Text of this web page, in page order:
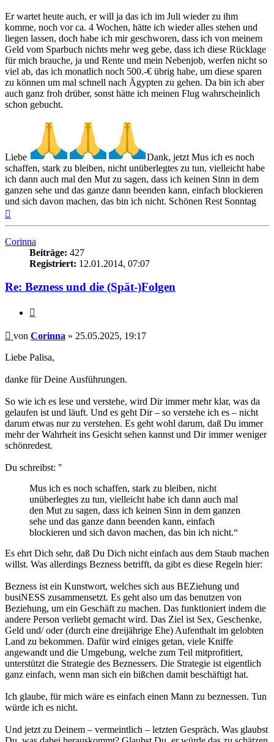
Er wartet heute auch, er will ja das ich im Juli wieder zu ihm
komme, noch vor ca. 4 Wochen, hätte ich wieder alles stehen und
liegen lassen, doch habe ich mir geschworen, dass ich von meinem
Geld vom Sparbuch nichts mehr weg gebe, dass ich diese Rücklage
für mich brauche, ja und Rente und mein Nebenjob, werfen nicht so
viel ab, das ich monatlich noch 500.-€ übrig habe, um diese sparen
zu können um mal schnell nach Ägypten zu gehen. Da bin ich aber
auch ganz froh drüber, sonst hätte ich meinen Flug wahrscheinlich
schon gebucht.
Liebe
Dank, jetzt Mus ich es noch
schaffen, stark zu bleiben, nicht unüberlegtes zu tun, vielleicht habe
ich dann auch mal den Mut zu sagen, dass ich keinen Sinn in dem
ganzen sehe und das ganze dann beenden kann, einfach blockieren
und sich davon machen, das bin ich nicht. Schönen Rest Sonntag
Corinna
Beiträge: 427
Registriert: 12.01.2014, 07:07
Re: Bezness und die (Spät-)Folgen
Beitrag
von Corinna » 25.05.2025, 19:17
Liebe Palisa,
danke für Deine Ausführungen.
So wie ich es lese und verstehe, wird Dir immer mehr klar, was da
gelaufen ist und läuft. Und es geht Dir – so verstehe ich es – nicht
darum etwas nur zu verstehen. Es geht wohl darum, daß Du immer
mehr der Wahrheit ins Gesicht sehen kannst und Dir immer weniger
schönredest.
Du schreibst: "
Mus ich es noch schaffen, stark zu bleiben, nicht
unüberlegtes zu tun, vielleicht habe ich dann auch mal
den Mut zu sagen, dass ich keinen Sinn in dem ganzen
sehe und das ganze dann beenden kann, einfach
blockieren und sich davon machen, das bin ich nicht.“
Es ehrt Dich sehr, daß Du Dich nicht einfach aus dem Staub machen
willst. Was allerdings Bezness betrifft, da gibt es diese Regeln hier:
Bezness ist ein Kunstwort, welches sich aus BEZiehung und
busiNESS zusammensetzt. Es geht also um das benutzen von
Beziehung, um ein Geschäft zu machen. Das funktioniert indem die
andere Person verliebt gemacht wird. Das Ziel ist Sex, Geschenke,
Geld und/ oder (durch eine dreijährige Ehe) Aufenthalt im gelobten
Land zu bekommen. Dafür wird einiges getan, viele Kniffe
angewandt und die Umgebung, welche zum Teil mitprofitiert,
unterstützt die Strategie des Beznessers. Die Strategie ist eigentlich
ganz einfach, wenn man sich ein bißchen damit beschäftigt hat.
Ich glaube, für mich wäre es einfach einen Mann zu beznessen. Tun
würde ich es nicht.
Und jetzt zu Deinem – vermeintlich – letzten Gespräch. Was glaubst